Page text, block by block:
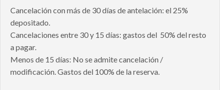
Cancelación con más de 30 días de antelación: el 25%
depositado.
Cancelaciones entre 30 y 15 días: gastos del 50% del resto
a pagar.
Menos de 15 días: No se admite cancelación /
modificación. Gastos del 100% de la reserva.